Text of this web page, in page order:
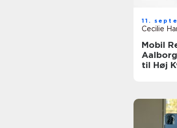
11.
Cecilie
Mobil
til Høj